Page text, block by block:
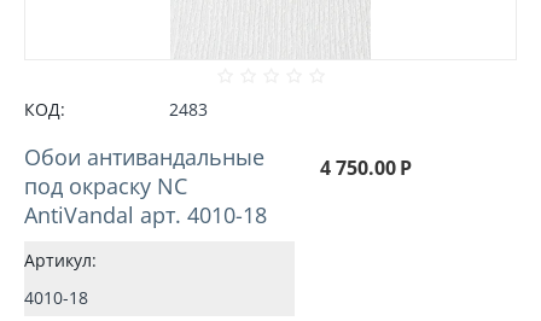
КОД: 2483
Обои антивандальные
под окраску NC
AntiVandal арт. 4010-18
Артикул:
4010-18
4 750.00Р